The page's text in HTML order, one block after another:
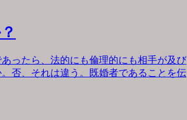
ったら、法的にも倫理的にも相手が及び
否、それは違う。既婚者であることを伝